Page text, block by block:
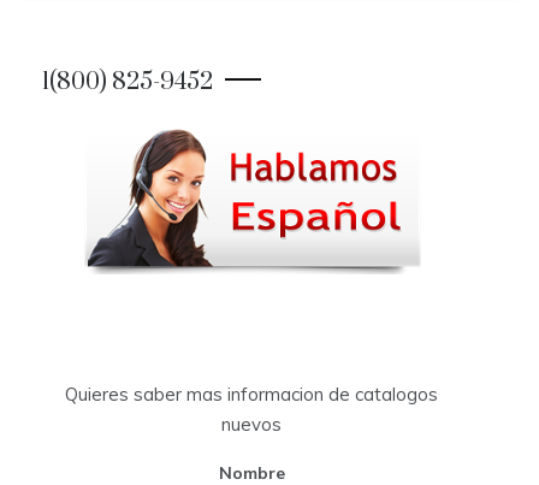
1(800) 825-9452
Quieres saber mas informacion de catalogos
nuevos
Nombre